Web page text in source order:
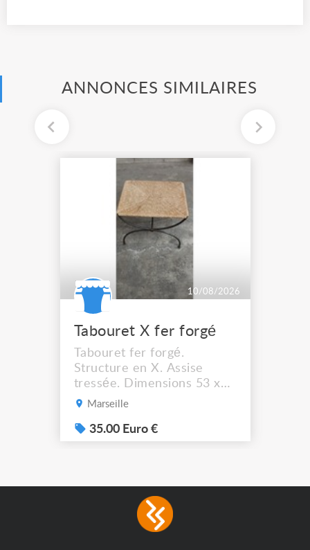
ANNONCES SIMILAIRES
10/08/2026
Tabouret X fer forgé
Tabouret fer forgé.
Structure en X. Assise
tressée. Dimensions 53 x
44 cm. Hauteur assise :
récupérer à Marseille
13012.
Marseille
35.00 Euro €